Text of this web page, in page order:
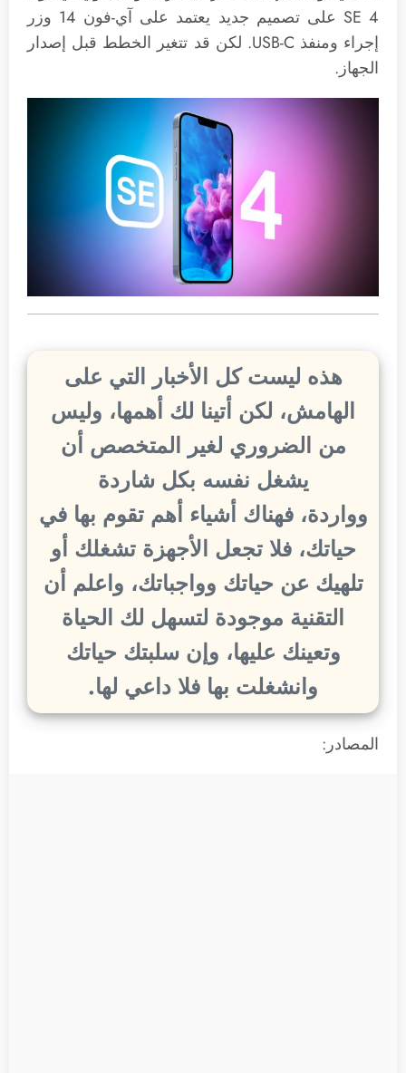
SE 4 على تصميم جديد يعتمد على آي-فون 14 وزر
إجراء ومنفذ USB-C. لكن قد تتغير الخطط قبل إصدار
الجهاز.
هذه ليست كل الأخبار التي على
الهامش، لكن أتينا لك أهمها، وليس
من الضروري لغير المتخصص أن
يشغل نفسه بكل شاردة
وواردة، فهناك أشياء أهم تقوم بها في
حياتك، فلا تجعل الأجهزة تشغلك أو
تلهيك عن حياتك وواجباتك، واعلم أن
التقنية موجودة لتسهل لك الحياة
وتعينك عليها، وإن سلبتك حياتك
وانشغلت بها فلا داعي لها.
المصادر: